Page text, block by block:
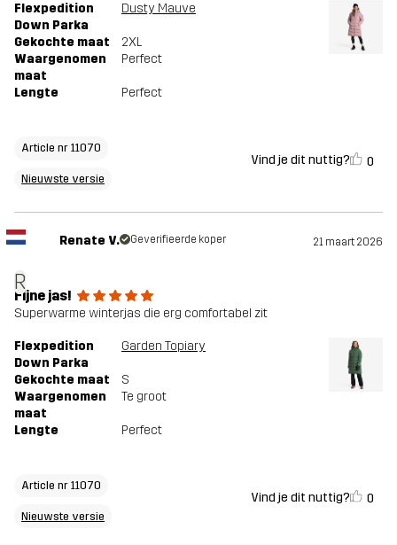
Flexpedition
Down Parka
Dusty Mauve
Gekochte maat
2XL
Waargenomen
maat
Perfect
Lengte Perfect
Article nr 11070
Nieuwste versie
Vind je dit nuttig? 0
R
Renate V. Geverifieerde koper 21 maart 2026
Fijne jas!
Superwarme winterjas die erg comfortabel zit
Flexpedition
Down Parka
Garden Topiary
Gekochte maat
S
Waargenomen
maat
Te groot
Lengte Perfect
Article nr 11070
Nieuwste versie
Vind je dit nuttig? 0